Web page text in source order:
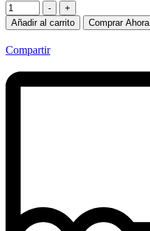
-
+
Añadir al carrito
Comprar Ahora
Compartir